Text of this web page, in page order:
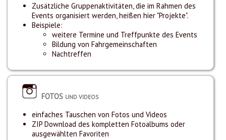
Zusätzliche Gruppenaktivitäten, die im Rahmen des
Events organisiert werden, heißen hier "Projekte".
Beispiele:
weitere Termine und Treffpunkte des Events
Bildung von Fahrgemeinschaften
Nachtreffen
FOTOS UND VIDEOS
einfaches Tauschen von Fotos und Videos
ZIP Download des kompletten Fotoalbums oder
ausgewählten Favoriten